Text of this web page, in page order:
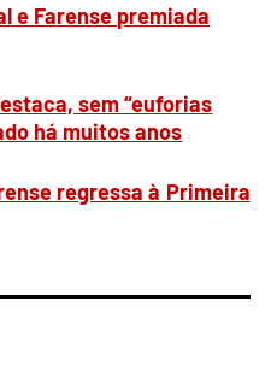
e Farense premiada
sem “euforias
há muitos anos
regressa à Primeira